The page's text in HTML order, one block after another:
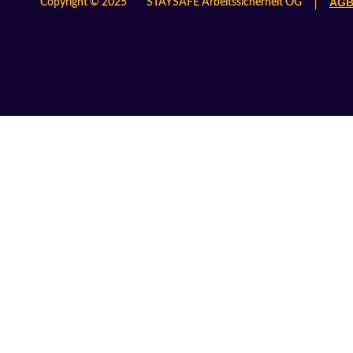
Copyright © 2025 STAYSAFE Arbeitssicherheit OG